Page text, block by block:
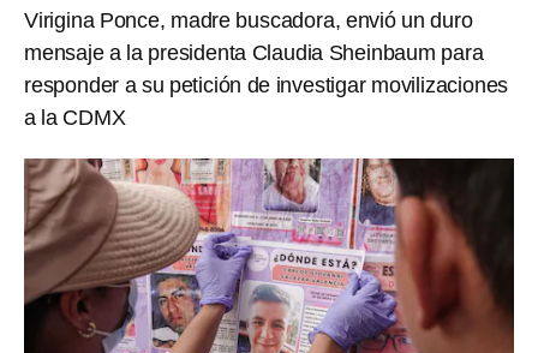
Virigina Ponce, madre buscadora, envió un duro
mensaje a la presidenta Claudia Sheinbaum para
responder a su petición de investigar movilizaciones
a la CDMX